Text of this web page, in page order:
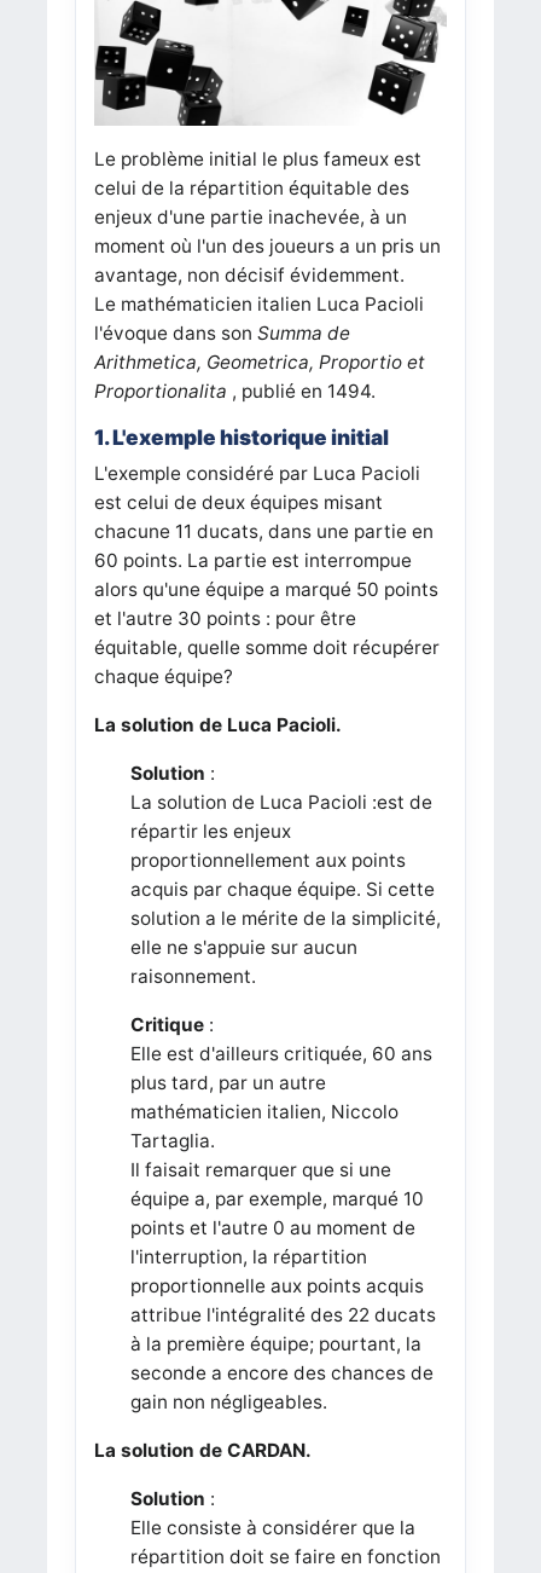
Le problème initial le plus fameux est
celui de la répartition équitable des
enjeux d'une partie inachevée, à un
moment où l'un des joueurs a un pris un
avantage, non décisif évidemment.
Le mathématicien italien Luca Pacioli
l'évoque dans son Summa de
Arithmetica, Geometrica, Proportio et
Proportionalita , publié en 1494.
1. L'exemple historique initial
L'exemple considéré par Luca Pacioli
est celui de deux équipes misant
chacune 11 ducats, dans une partie en
60 points. La partie est interrompue
alors qu'une équipe a marqué 50 points
et l'autre 30 points : pour être
équitable, quelle somme doit récupérer
chaque équipe?
La solution de Luca Pacioli.
Solution :
La solution de Luca Pacioli :est de
répartir les enjeux
proportionnellement aux points
acquis par chaque équipe. Si cette
solution a le mérite de la simplicité,
elle ne s'appuie sur aucun
raisonnement.
Critique:
Elle est d'ailleurs critiquée, 60 ans
plus tard, par un autre
mathématicien italien, Niccolo
Tartaglia.
Il faisait remarquer que si une
équipe a, par exemple, marqué 10
points et l'autre 0 au moment de
l'interruption, la répartition
proportionnelle aux points acquis
attribue l'intégralité des 22 ducats
à la première équipe; pourtant, la
seconde a encore des chances de
gain non négligeables.
La solution de CARDAN.
Solution :
Elle consiste à considérer que la
répartition doit se faire en fonction